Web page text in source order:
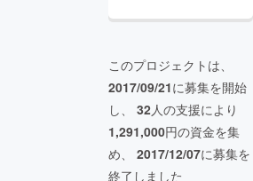
このプロジェクトは、
2017/09/21に募集を開始
し、 32人の支援により
1,291,000円の資金を集
め、 2017/12/07に募集を
終了しました